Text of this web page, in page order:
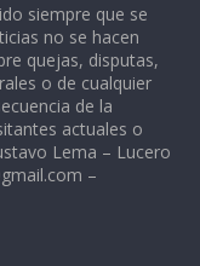
siempre que se
no se hacen
quejas, disputas,
o de cualquier
de la
actuales o
Lema – Lucero
–